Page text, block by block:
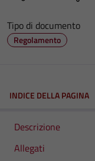
Tipo di documento
Regolamento
INDICE DELLA PAGINA
Descrizione
Allegati